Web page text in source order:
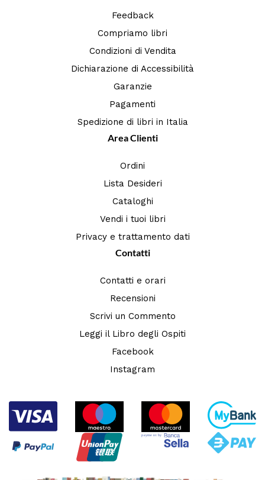
Feedback
Compriamo libri
Condizioni di Vendita
Dichiarazione di Accessibilità
Garanzie
Pagamenti
Spedizione di libri in Italia
Area Clienti
Ordini
Lista Desideri
Cataloghi
Vendi i tuoi libri
Privacy e trattamento dati
Contatti
Contatti e orari
Recensioni
Scrivi un Commento
Leggi il Libro degli Ospiti
Facebook
Instagram